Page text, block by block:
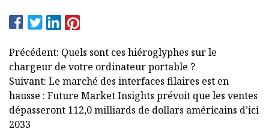
Précédent: Quels sont ces hiéroglyphes sur le
chargeur de votre ordinateur portable ?
Suivant: Le marché des interfaces filaires est en
hausse : Future Market Insights prévoit que les ventes
dépasseront 112,0 milliards de dollars américains d’ici
2033